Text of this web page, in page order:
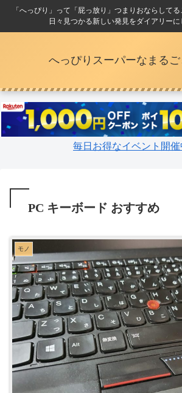
「へっぴり」って「屁っ放り」つまりおならして
日々見つかる新しい発見をダイアリーに
へっぴりスーパーなまる
毎日お得なイベント開催
PC キーボード おすすめ
モノ